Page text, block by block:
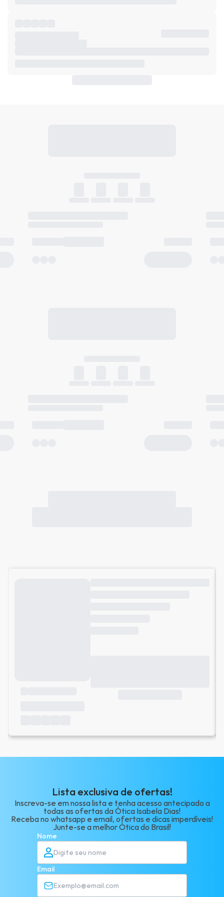
Lista exclusiva de ofertas!
Inscreva-se em nossa lista e tenha acesso antecipado a
todas as ofertas da Ótica Isabela Dias!
Receba no whatsapp e email, ofertas e dicas imperdíveis!
Junte-se a melhor Ótica do Brasil!
Nome
Email